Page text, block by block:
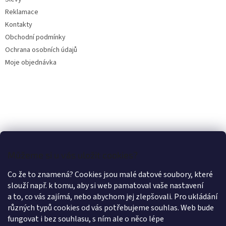
Můžeme si u vás uložit cookies?
Co že to znamená? Cookies jsou malé datové soubory, které
slouží např. k tomu, aby si web pamatoval vaše nastavení
a to, co vás zajímá, nebo abychom jej zlepšovali. Pro ukládání
různých typů cookies od vás potřebujeme souhlas. Web bude
fungovat i bez souhlasu, s ním ale o něco lépe
Reklamace
Kontakty
Obchodní podmínky
Ochrana osobních údajů
Moje objednávka